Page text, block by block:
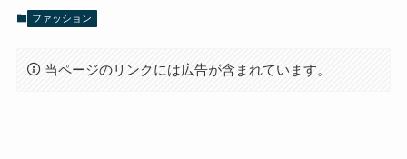
ファッション
当ページのリンクには広告が含まれています。